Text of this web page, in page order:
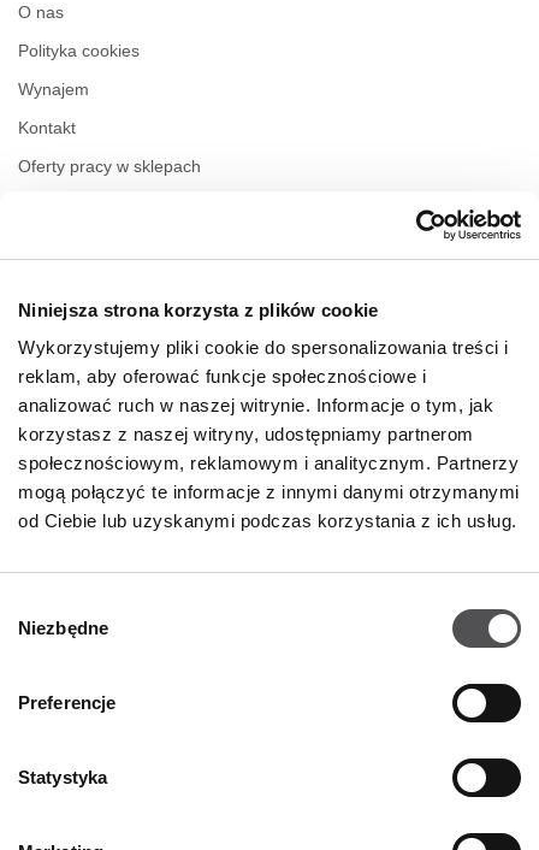
Niniejsza strona korzysta z plików cookie
Wykorzystujemy pliki cookie do spersonalizowania treści i
reklam, aby oferować funkcje społecznościowe i
analizować ruch w naszej witrynie. Informacje o tym, jak
korzystasz z naszej witryny, udostępniamy partnerom
społecznościowym, reklamowym i analitycznym. Partnerzy
mogą połączyć te informacje z innymi danymi otrzymanymi
od Ciebie lub uzyskanymi podczas korzystania z ich usług.
zgody
Niezbędne
Preferencje
Statystyka
O nas
Polityka cookies
Wynajem
Kontakt
Oferty pracy w sklepach
GODZINY OTWARCIA
Poniedziałek
09:00 - 21:00
Środa
09:00 - 21:00
Czwartek
09:00 - 21:00
Piątek
09:00 - 21:00
Sobota
09:00 - 21:00
Więcej informacji
Designer Outlet Sosnowiec